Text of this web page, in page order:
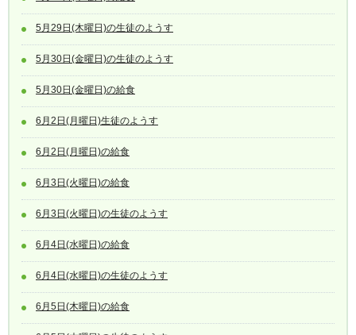
5月29日(木曜日)の生徒のようす
5月30日(金曜日)の生徒のようす
5月30日(金曜日)の給食
6月2日(月曜日)生徒のようす
6月2日(月曜日)の給食
6月3日(火曜日)の給食
6月3日(火曜日)の生徒のようす
6月4日(水曜日)の給食
6月4日(水曜日)の生徒のようす
6月5日(木曜日)の給食